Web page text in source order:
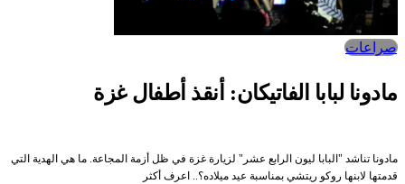
صراعات‎
مادونا لبابا الفاتيكان: أنقذ أطفال غزة
مادونا تناشد "البابا ليون الرابع عشر" لزيارة غزة في ظل أزمة المجاعة. ما هي الهدية التي
قدمتها لابنها روكو ريتشي بمناسبة عيد ميلاده؟.. اعرف أكثر